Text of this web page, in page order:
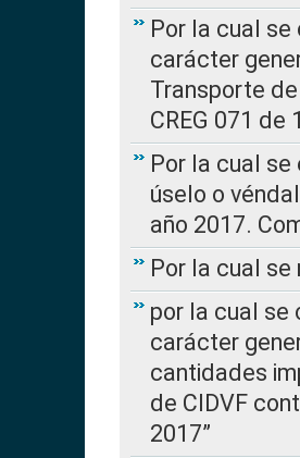
Por la cual
carácter
Transporte
CREG 071 de
Por la cual
úselo o
año 2017.
Por la cual se
por la cual se
carácter
cantidades
de CIDVF
2017”